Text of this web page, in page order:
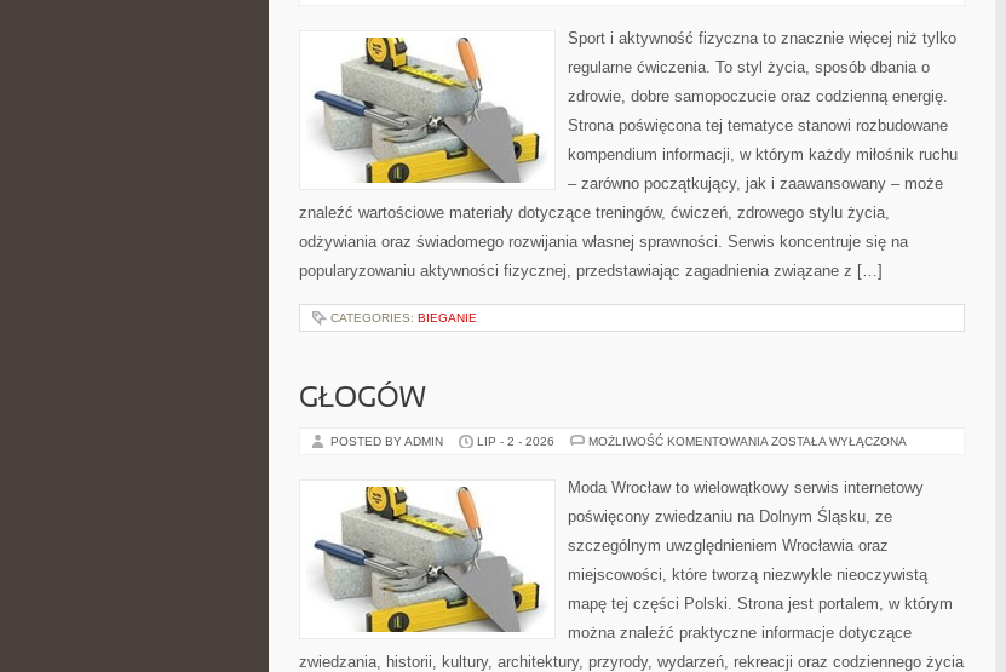
Sport i aktywność fizyczna to znacznie więcej niż tylko
regularne ćwiczenia. To styl życia, sposób dbania o
zdrowie, dobre samopoczucie oraz codzienną energię.
Strona poświęcona tej tematyce stanowi rozbudowane
kompendium informacji, w którym każdy miłośnik ruchu
– zarówno początkujący, jak i zaawansowany – może
znaleźć wartościowe materiały dotyczące treningów, ćwiczeń, zdrowego stylu życia,
odżywiania oraz świadomego rozwijania własnej sprawności. Serwis koncentruje się na
popularyzowaniu aktywności fizycznej, przedstawiając zagadnienia związane z […]
CATEGORIES: BIEGANIE
GŁOGÓW
POSTED BY ADMIN LIP - 2 - 2026 MOŻLIWOŚĆ KOMENTOWANIA GŁOGÓW
ZOSTAŁA WYŁĄCZONA
Moda Wrocław to wielowątkowy serwis internetowy
poświęcony zwiedzaniu na Dolnym Śląsku, ze
szczególnym uwzględnieniem Wrocławia oraz
miejscowości, które tworzą niezwykle nieoczywistą
mapę tej części Polski. Strona jest portalem, w którym
można znaleźć praktyczne informacje dotyczące
zwiedzania, historii, kultury, architektury, przyrody, wydarzeń, rekreacji oraz codziennego życia